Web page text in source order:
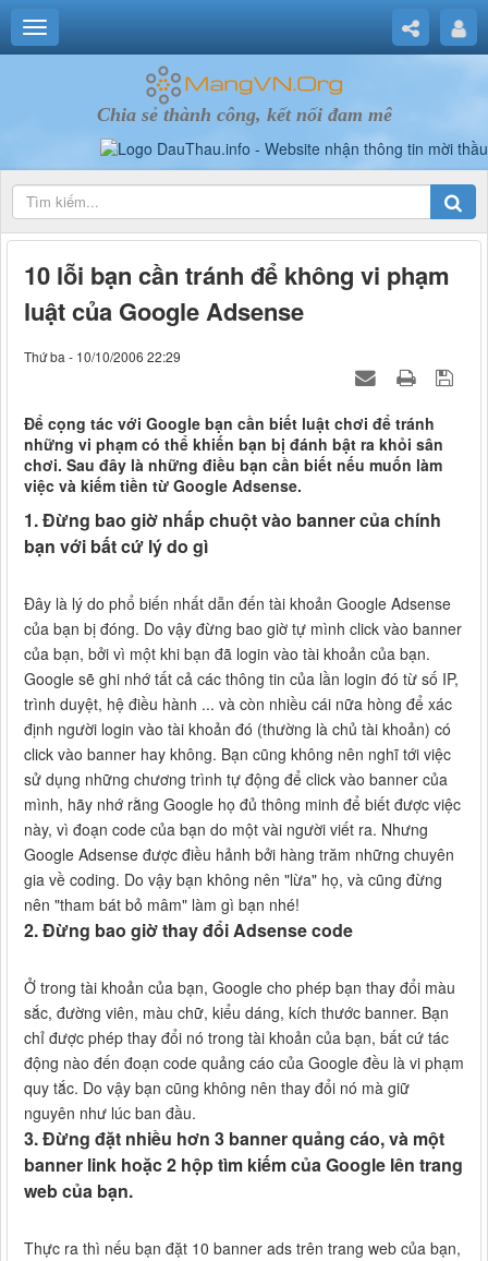
Chia sẻ thành công, kết nối đam mê
10 lỗi bạn cần tránh để không vi phạm
luật của Google Adsense
Thứ ba - 10/10/2006 22:29
Để cọng tác với Google bạn cần biết luật chơi để tránh
những vi phạm có thể khiến bạn bị đánh bật ra khỏi sân
chơi. Sau đây là những điều bạn cần biết nếu muốn làm
việc và kiếm tiền từ Google Adsense.
1. Đừng bao giờ nhấp chuột vào banner của chính
bạn với bất cứ lý do gì
Đây là lý do phổ biến nhất dẫn đến tài khoản Google Adsense
của bạn bị đóng. Do vậy đừng bao giờ tự mình click vào banner
của bạn, bởi vì một khi bạn đã login vào tài khoản của bạn.
Google sẽ ghi nhớ tất cả các thông tin của lần login đó từ số IP,
trình duyệt, hệ điều hành ... và còn nhiều cái nữa hòng để xác
định người login vào tài khoản đó (thường là chủ tài khoản) có
click vào banner hay không. Bạn cũng không nên nghĩ tới việc
sử dụng những chương trình tự động để click vào banner của
mình, hãy nhớ rằng Google họ đủ thông minh để biết được việc
này, vì đoạn code của bạn do một vài người viết ra. Nhưng
Google Adsense được điều hảnh bởi hàng trăm những chuyên
gia về coding. Do vậy bạn không nên "lừa" họ, và cũng đừng
nên "tham bát bỏ mâm" làm gì bạn nhé!
2. Đừng bao giờ thay đổi Adsense code
Ở trong tài khoản của bạn, Google cho phép bạn thay đổi màu
sắc, đường viên, màu chữ, kiểu dáng, kích thước banner. Bạn
chỉ được phép thay đổi nó trong tài khoản của bạn, bất cứ tác
động nào đến đoạn code quảng cáo của Google đều là vi phạm
quy tắc. Do vậy bạn cũng không nên thay đổi nó mà giữ
nguyên như lúc ban đầu.
3. Đừng đặt nhiều hơn 3 banner quảng cáo, và một
banner link hoặc 2 hộp tìm kiếm của Google lên trang
web của bạn.
Thực ra thì nếu bạn đặt 10 banner ads trên trang web của bạn,